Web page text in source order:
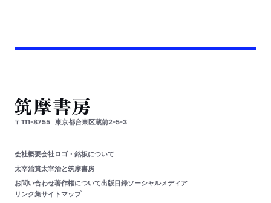
〒111-8755 東京都台東区蔵前2-5-3
会社概要会社ロゴ・銘板について
太宰治賞太宰治と筑摩書房
お問い合わせ著作権について出版目録ソーシャルメディア
リンク集サイトマップ